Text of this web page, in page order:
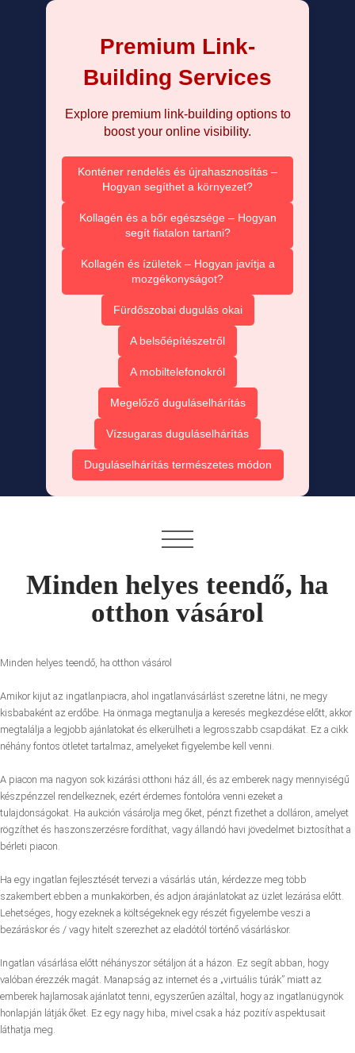
Premium Link-
Building Services
Explore premium link-building options to
boost your online visibility.
Konténer rendelés és újrahasznosítás –
Hogyan segíthet a környezet?
Kollagén és a bőr egészsége – Hogyan
segít fiatalon tartani?
Kollagén és ízületek – Hogyan javítja a
mozgékonyságot?
Fürdőszobai dugulás okai
A belsőépítészetről
A mobiltelefonokról
Megelőző duguláselhárítás
Vízsugaras duguláselhárítás
Duguláselhárítás természetes módon
Minden helyes teendő, ha
otthon vásárol
Minden helyes teendő, ha otthon vásárol
Amikor kijut az ingatlanpiacra, ahol ingatlanvásárlást szeretne látni, ne megy
kisbabaként az erdőbe. Ha önmaga megtanulja a keresés megkezdése előtt, akkor
megtalálja a legjobb ajánlatokat és elkerülheti a legrosszabb csapdákat. Ez a cikk
néhány fontos ötletet tartalmaz, amelyeket figyelembe kell venni.
A piacon ma nagyon sok kizárási otthoni ház áll, és az emberek nagy mennyiségű
készpénzzel rendelkeznek, ezért érdemes fontolóra venni ezeket a
tulajdonságokat. Ha aukción vásárolja meg őket, pénzt fizethet a dolláron, amelyet
rögzíthet és haszonszerzésre fordíthat, vagy állandó havi jövedelmet biztosíthat a
bérleti piacon.
Ha egy ingatlan fejlesztését tervezi a vásárlás után, kérdezze meg több
szakembert ebben a munkakörben, és adjon árajánlatokat az üzlet lezárása előtt.
Lehetséges, hogy ezeknek a költségeknek egy részét figyelembe veszi a
bezáráskor és / vagy hitelt szerezhet az eladótól történő vásárláskor.
Ingatlan vásárlása előtt néhányszor sétáljon át a házon. Ez segít abban, hogy
valóban érezzék magát. Manapság az internet és a „virtuális túrák” miatt az
emberek hajlamosak ajánlatot tenni, egyszerűen azáltal, hogy az ingatlanügynök
honlapján látják őket. Ez egy nagy hiba, mivel csak a ház pozitív aspektusait
láthatja meg.